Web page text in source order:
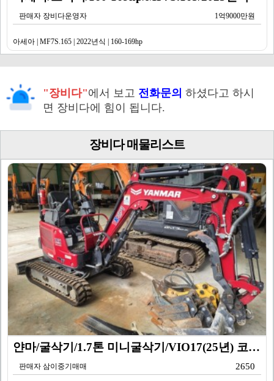
판매자 장비다운영자 1억9000만원
아세아 | MF7S.165 | 2022년식 | 160-169hp
"장비다"에서 보고 전화문의 하셨다고 하시
면 장비다에 힘이 됩니다.
장비다 매물리스트
얀마/굴삭기/1.7톤 미니굴삭기/VIO17(25년) 코…
판매자 삼이중기매매 2650